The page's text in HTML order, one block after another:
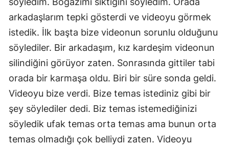
arkadaşlarım tepki gösterdi ve videoyu görmek
istedik. İlk başta bize videonun sorunlu olduğunu
söylediler. Bir arkadaşım, kız kardeşim videonun
silindiğini görüyor zaten. Sonrasında gittiler tabi
orada bir karmaşa oldu. Biri bir süre sonda geldi.
Videoyu bize verdi. Bize temas istediniz gibi bir
şey söylediler dedi. Biz temas istemediğinizi
söyledik ufak temas orta temas ama bunun orta
temas olmadığı çok belliydi zaten. Videoyu